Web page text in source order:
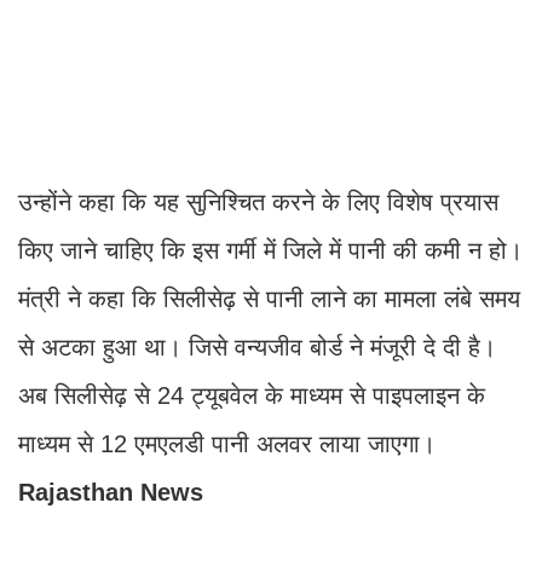
उन्होंने कहा कि यह सुनिश्चित करने के लिए विशेष प्रयास
किए जाने चाहिए कि इस गर्मी में जिले में पानी की कमी न हो।
मंत्री ने कहा कि सिलीसेढ़ से पानी लाने का मामला लंबे समय
से अटका हुआ था। जिसे वन्यजीव बोर्ड ने मंजूरी दे दी है।
अब सिलीसेढ़ से 24 ट्यूबवेल के माध्यम से पाइपलाइन के
माध्यम से 12 एमएलडी पानी अलवर लाया जाएगा।
Rajasthan News